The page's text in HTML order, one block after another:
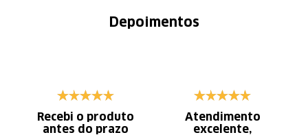
Depoimentos
Recebi o produto
antes do prazo
Atendimento
excelente,